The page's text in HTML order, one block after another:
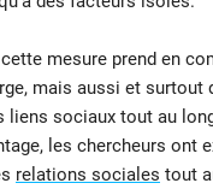
mesure prend en
mais aussi et surtout
liens sociaux tout au
les chercheurs ont
relations sociales tout